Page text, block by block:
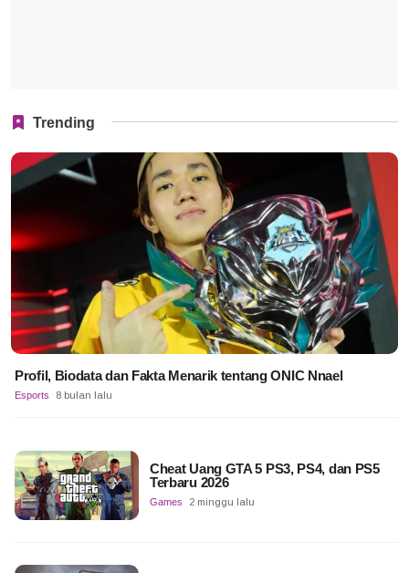
Trending
Profil, Biodata dan Fakta Menarik tentang ONIC Nnael
Esports 8 bulan lalu
Cheat Uang GTA 5 PS3, PS4, dan PS5
Terbaru 2026
Games 2 minggu lalu